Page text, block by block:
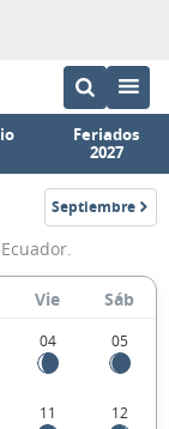
Feriados
2027
Septiembre
1972
Vie Sáb
04 05
11 12